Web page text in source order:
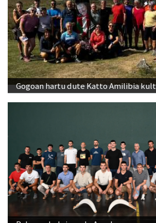
Gogoan hartu dute Katto Amilibia